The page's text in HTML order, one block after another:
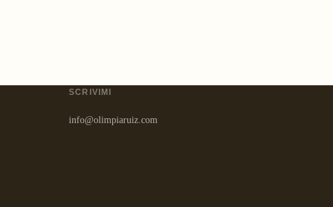
SCRIVIMI
info@olimpiaruiz.com